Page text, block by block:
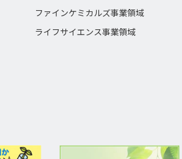
ファインケミカルズ事業領域
ライフサイエンス事業領域